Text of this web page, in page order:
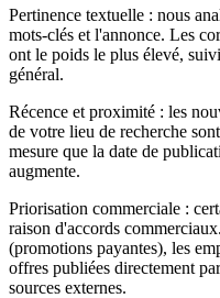
Pertinence textuelle : nous
mots-clés et l'annonce. Les
ont le poids le plus élevé,
général.
Récence et proximité : les
de votre lieu de recherche
mesure que la date de
augmente.
Priorisation commerciale :
raison d'accords
(promotions payantes), les
offres publiées directement
sources externes.